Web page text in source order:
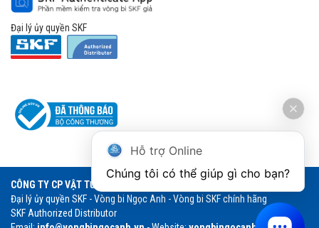
Đại lý ủy quyền SKF
CÔNG TY CP VẬT TƯ THƯƠNG MẠI NGỌC ANH
Đại lý ủy quyền SKF - Vòng bi Ngọc Anh - Vòng bi SKF chính hãng
SKF Authorized Distributor
Hỗ trợ Online
Chúng tôi có thể giúp gì cho bạn?